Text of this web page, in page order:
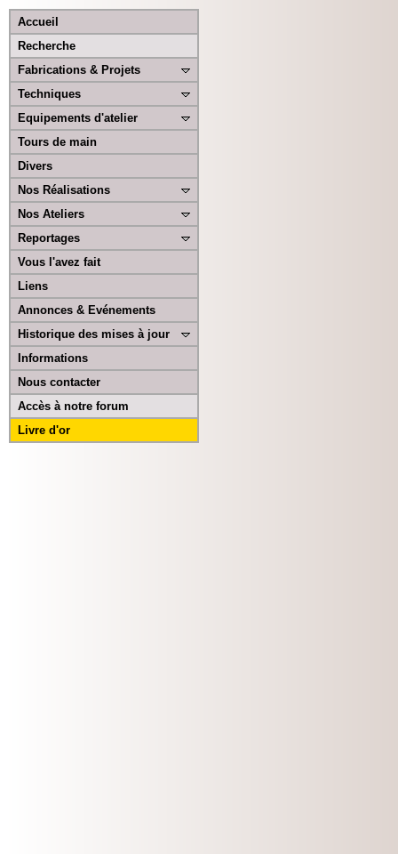
Accueil
Recherche
Fabrications & Projets
Techniques
Equipements d'atelier
Tours de main
Divers
Nos Réalisations
Nos Ateliers
Reportages
Vous l'avez fait
Liens
Annonces & Evénements
Historique des mises à jour
Informations
Nous contacter
Accès à notre forum
Livre d'or